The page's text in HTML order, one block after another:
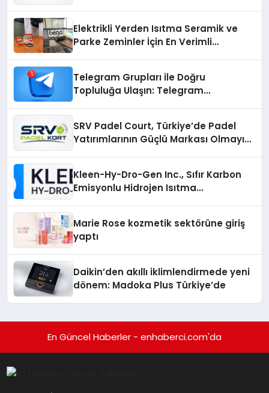
Elektrikli Yerden Isıtma Seramik ve
Parke Zeminler İçin En Verimli
Telegram Grupları ile Doğru
Topluluğa Ulaşın: Telegram
SRV Padel Court, Türkiye’de Padel
Yatırımlarının Güçlü Markası Olmayı
Kleen-Hy-Dro-Gen Inc., Sıfır Karbon
Emisyonlu Hidrojen Isıtma
Marie Rose kozmetik sektörüne giriş
yaptı
Daikin’den akıllı iklimlendirmede yeni
dönem: Madoka Plus Türkiye’de
En Güncel Haberler - enhaberci.com'da